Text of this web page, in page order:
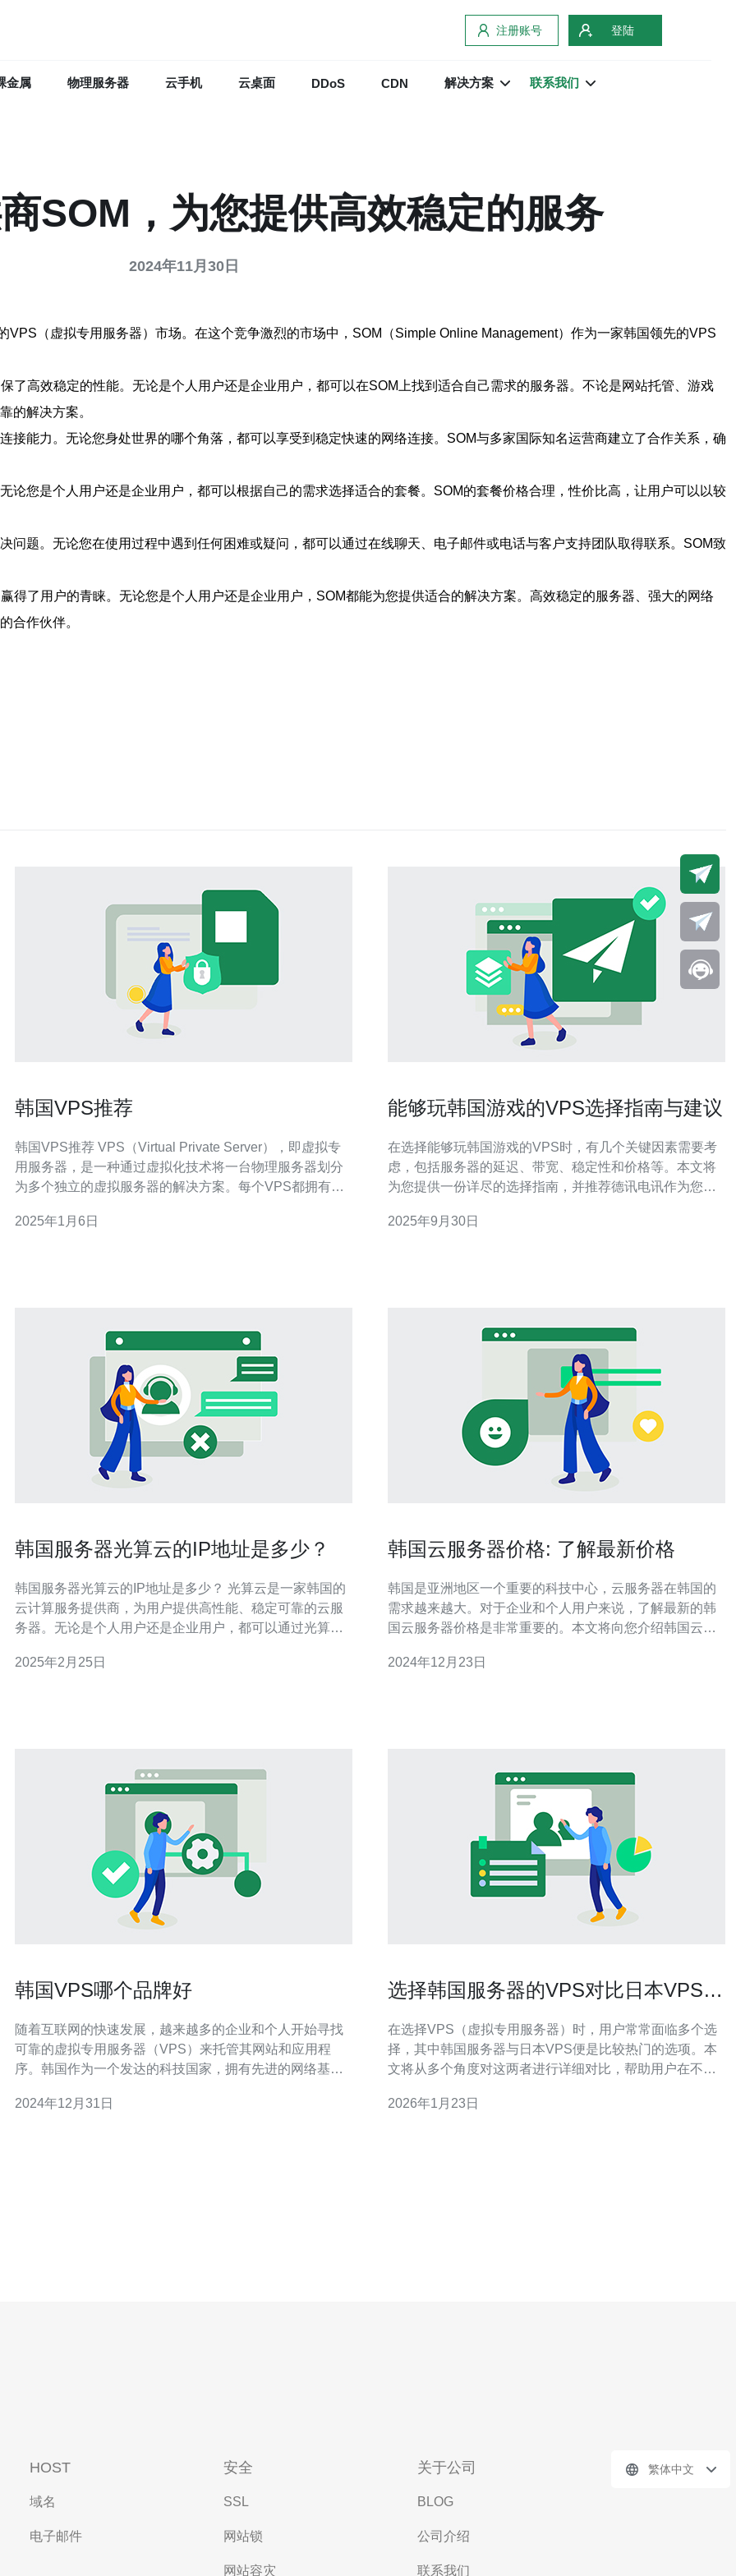
注册账号 登陆
金属 物理服务器 云手机 云桌面 DDoS CDN 解决方案 联系我们
SOM，为您提供高效稳定的服务
2024年11月30日
（虚拟专用服务器）市场。在这个竞争激烈的市场中，SOM（Simple Online Management）作为一家韩国领先的VPS
了高效稳定的性能。无论是个人用户还是企业用户，都可以在SOM上找到适合自己需求的服务器。不论是网站托管、游戏
的解决方案。
接能力。无论您身处世界的哪个角落，都可以享受到稳定快速的网络连接。SOM与多家国际知名运营商建立了合作关系，确
论您是个人用户还是企业用户，都可以根据自己的需求选择适合的套餐。SOM的套餐价格合理，性价比高，让用户可以以较
问题。无论您在使用过程中遇到任何困难或疑问，都可以通过在线聊天、电子邮件或电话与客户支持团队取得联系。SOM致
得了用户的青睐。无论您是个人用户还是企业用户，SOM都能为您提供适合的解决方案。高效稳定的服务器、强大的网络
合作伙伴。
韩国VPS推荐
韩国VPS推荐 VPS（Virtual Private Server），即虚拟专
用服务器，是一种通过虚拟化技术将一台物理服务器划分
为多个独立的虚拟服务器的解决方案。每个VPS都拥有自
应用程序。 韩国作为亚洲科技领先国家之一，具备先进的
2025年1月6日
能够玩韩国游戏的VPS选择指南与建议
在选择能够玩韩国游戏的VPS时，有几个关键因素需要考
虑，包括服务器的延迟、带宽、稳定性和价格等。本文将
为您提供一份详尽的选择指南，并推荐德讯电讯作为您最
时，选择一台合适的VPS至关重要，因为服务器的性能直
2025年9月30日
韩国服务器光算云的IP地址是多少？
韩国服务器光算云的IP地址是多少？ 光算云是一家韩国的
云计算服务提供商，为用户提供高性能、稳定可靠的云服
务器。无论是个人用户还是企业用户，都可以通过光算云
为一个发达的互联网国家，拥有庞大的网络用户群体。对
2025年2月25日
韩国云服务器价格: 了解最新价格
韩国是亚洲地区一个重要的科技中心，云服务器在韩国的
需求越来越大。对于企业和个人用户来说，了解最新的韩
国云服务器价格是非常重要的。本文将向您介绍韩国云服
引了众多国内外云服务提供商。韩国政府也在积极推动云
2024年12月23日
韩国VPS哪个品牌好
随着互联网的快速发展，越来越多的企业和个人开始寻找
可靠的虚拟专用服务器（VPS）来托管其网站和应用程
序。韩国作为一个发达的科技国家，拥有先进的网络基础
众多的韩国VPS品牌，选择一个好的品牌成为了一项重要
2024年12月31日
选择韩国服务器的VPS对比日本VPS的
在选择VPS（虚拟专用服务器）时，用户常常面临多个选
择，其中韩国服务器与日本VPS便是比较热门的选项。本
文将从多个角度对这两者进行详细对比，帮助用户在不同
是其他服务器？ 在众多服务器类型中，VPS因其灵活性和
2026年1月23日
HOST
域名
电子邮件
安全
SSL
网站锁
网站容灾
关于公司
BLOG
公司介绍
联系我们
繁体中文